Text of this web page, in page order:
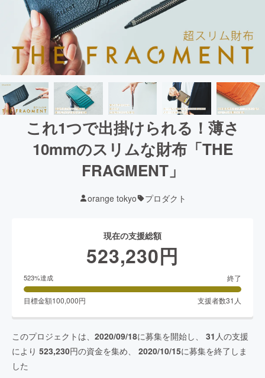
これ1つで出掛けられる！薄さ
10mmのスリムな財布「THE
FRAGMENT」
orange tokyo プロダクト
現在の支援総額
523,230円
523%達成 終了
目標金額100,000円 支援者数31 人
このプロジェクトは、 2020/09/18に募集を開始し、 31 人の支援
により 523,230円の資金を集め、 2020/10/15に募集を終了しま
した